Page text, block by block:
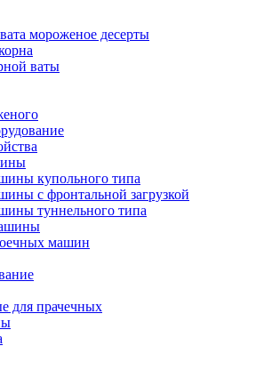
мороженое десерты
ваты
купольного типа
с фронтальной загрузкой
туннельного типа
машин
для прачечных